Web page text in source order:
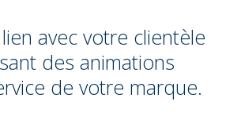
avec votre clientèle
des animations
de votre marque.